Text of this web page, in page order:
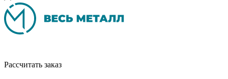
Рассчитать заказ